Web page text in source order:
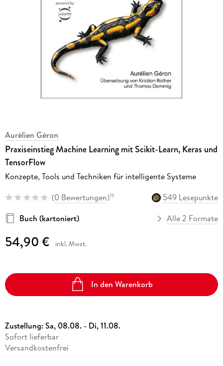
Aurélien Géron
Praxiseinstieg Machine Learning mit Scikit-Learn, Keras und
TensorFlow
Konzepte, Tools und Techniken für intelligente Systeme
(0 Bewertungen)15
549 Lesepunkte
Buch (kartoniert)
Alle 2 Formate
54,90 € inkl. Mwst.
In den Warenkorb
Zustellung:Sa, 08.08. - Di, 11.08.
Sofort lieferbar
Versandkostenfrei